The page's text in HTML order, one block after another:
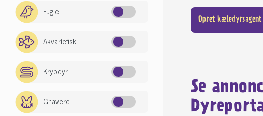
Fugle
Akvariefisk
Krybdyr
Gnavere
Opret kæledyrsagent
Se